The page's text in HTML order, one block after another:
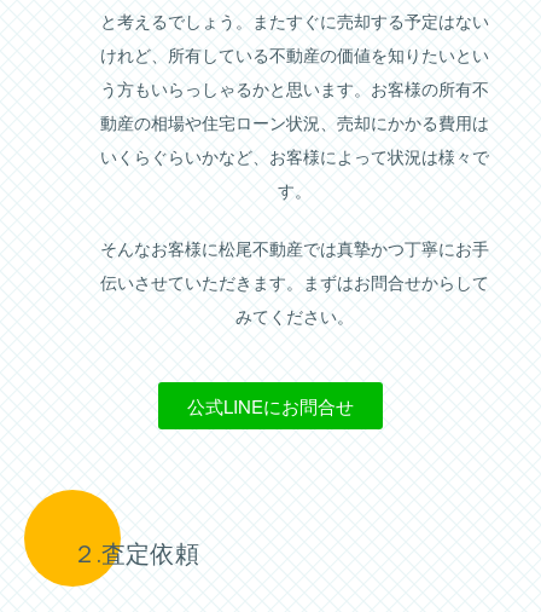
と考えるでしょう。またすぐに売却する予定はない
けれど、所有している不動産の価値を知りたいとい
う方もいらっしゃるかと思います。お客様の所有不
動産の相場や住宅ローン状況、売却にかかる費用は
いくらぐらいかなど、お客様によって状況は様々で
す。
そんなお客様に松尾不動産では真摯かつ丁寧にお手
伝いさせていただきます。まずはお問合せからして
みてください。
公式LINEにお問合せ
２.査定依頼